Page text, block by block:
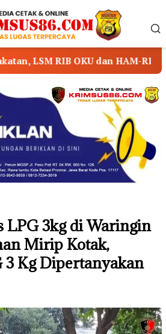
HAM-RI Nyatakan Mundur dari
LPG 3kg di Waringin
Mirip Kotak,
Kg Dipertanyakan